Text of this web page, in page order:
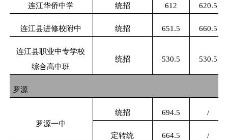
连江华侨中学 统招 612 620.5
连江县进修校附中 统招 651.5 660.5
连江县职业中专学校
综合高中班
统招 530.5 530.5
罗源
罗源一中
统招 694.5 /
定转统 664.5 /